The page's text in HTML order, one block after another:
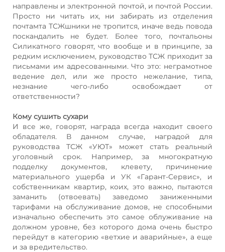
направлены и электронной почтой, и почтой России.
Просто ни читать их, ни забирать из отделения
почтамта ТСЖшники не тропится, иначе ведь повода
поскандалить не будет. Более того, почтальоны
Силикатного говорят, что вообще и в принципе, за
редким исключением, руководство ТСЖ приходит за
письмами им адресованными. Что это: неграмотное
ведение дел, или же просто нежелание, типа,
незнание чего-либо освобождает от
ответственности?
Кому сушить сухари
И все же, говорят, награда всегда находит своего
обладателя. В данном случае, наградой для
руководства ТСЖ «УЮТ» может стать реальный
уголовный срок. Например, за многократную
подделку документов, клевету, причинение
материального ущерба и УК «Гарант-Сервис», и
собственникам квартир, коих, это важно, пытаются
заманить (отвоевать) заведомо заниженными
тарифами на обслуживание домов, не способными
изначально обеспечить это самое облуживание на
должном уровне, без которого дома очень быстро
перейдут в категорию «ветхие и аварийные», а еще
и за вредительство.